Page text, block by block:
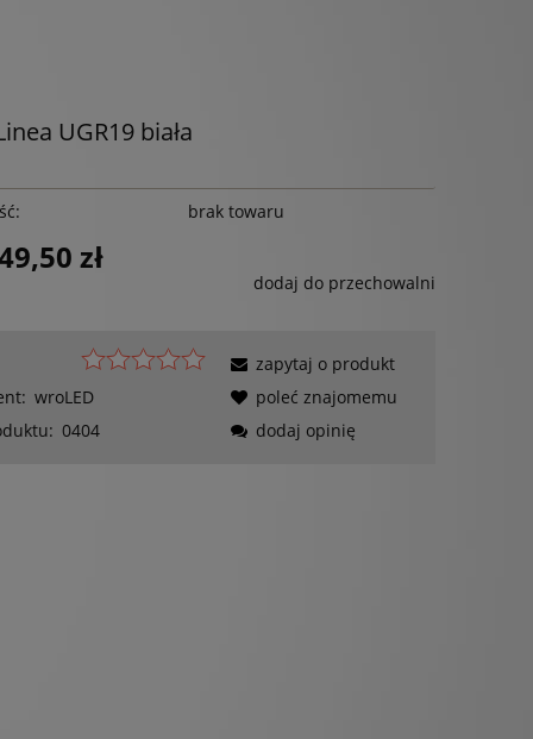
UGR19 biała
brak towaru
zł
dodaj do przechowalni
wroLED
0404
zapytaj o produkt
poleć znajomemu
dodaj opinię